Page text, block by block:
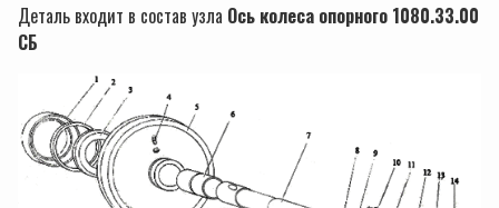
Деталь входит в состав узла Ось колеса опорного 1080.33.00
СБ